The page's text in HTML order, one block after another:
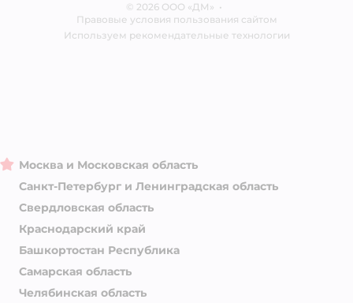
Блог
© 2026 ООО «ДМ» •
Правовые условия пользования сайтом
Используем рекомендательные технологии
Москва и Московская область
Санкт-Петербург и Ленинградская область
Свердловская область
Краснодарский край
Башкортостан Республика
Самарская область
Челябинская область